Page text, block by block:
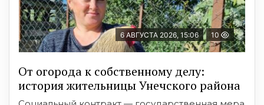
6 АВГУСТА 2026, 15:06 10
От огорода к собственному делу:
история жительницы Унечского района